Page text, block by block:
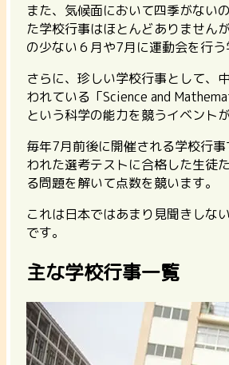
また、気候面において四季がない
た学校行事はほとんどありませんが
の少ない６月や7月に運動会を行
さらに、珍しい学校行事として、
われている 「Science and
という科学の能力を競うイベント
毎年7月前後に開催される学校行
われた選考テストに合格した生徒
る問題を解いて点数を競います。
これは日本ではあまり見聞きしな
です。
主な学校行事一覧